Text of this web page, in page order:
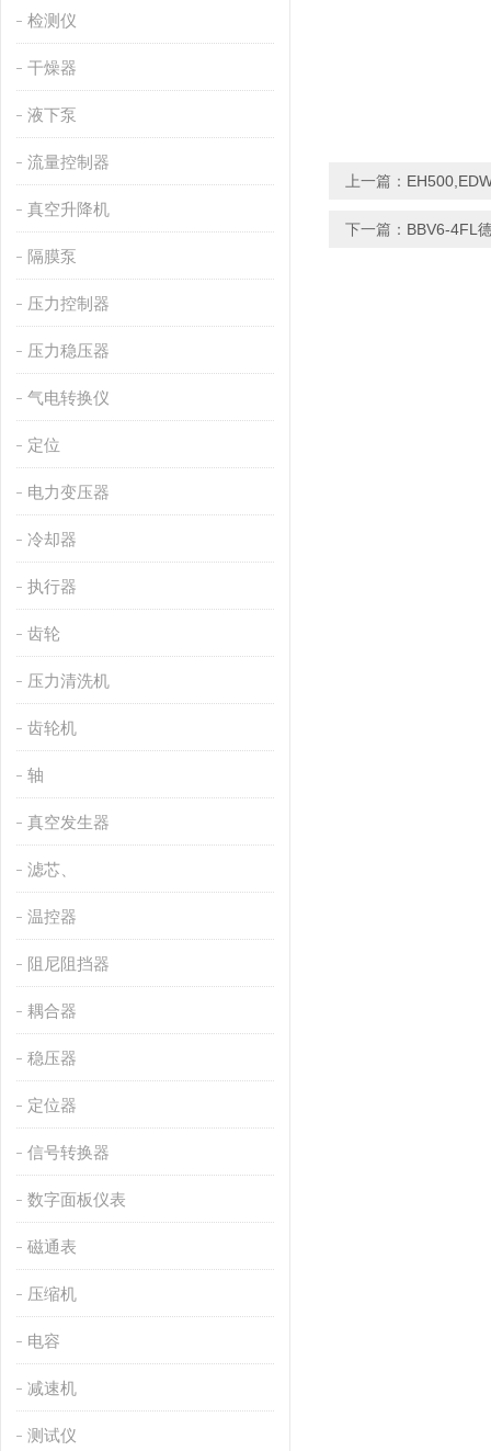
检测仪
干燥器
液下泵
流量控制器
真空升降机
隔膜泵
压力控制器
压力稳压器
气电转换仪
定位
电力变压器
冷却器
执行器
齿轮
压力清洗机
齿轮机
轴
真空发生器
滤芯、
温控器
阻尼阻挡器
耦合器
稳压器
定位器
信号转换器
数字面板仪表
磁通表
压缩机
电容
减速机
测试仪
上一篇：
下一篇： BBV6-4FL